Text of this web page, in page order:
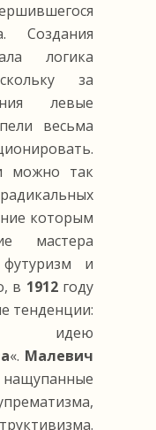
Создания
логика
за
левые
весьма
можно так
которым
мастера
и
в 1912году
тенденции:
идею
«. Малевич